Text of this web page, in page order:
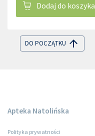
Dodaj do koszyka
DO POCZĄTKU
Apteka Natolińska
Polityka prywatności